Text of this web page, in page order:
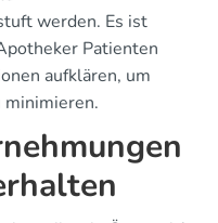
werden. Es ist
Patienten
aufklären, um